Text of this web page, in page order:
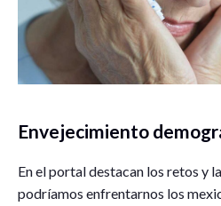
Envejecimiento
En el portal destacan los retos y
podríamos enfrentarnos los